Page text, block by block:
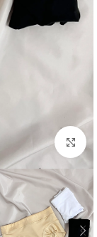
برای بزرگنمایی